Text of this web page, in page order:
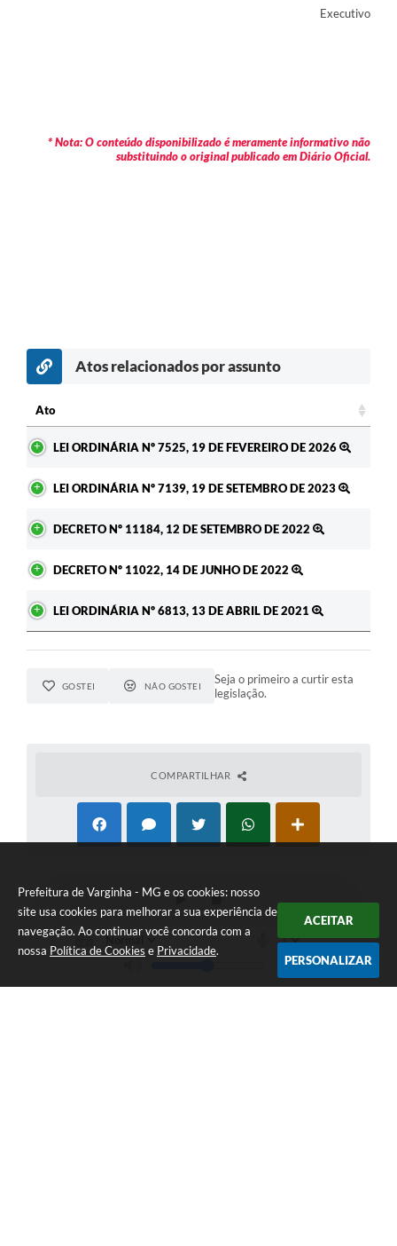
Prefeitura de Varginha - MG e os cookies: nosso
site usa cookies para melhorar a sua experiência de
navegação. Ao continuar você concorda com a
nossa Política de Cookies e Privacidade.
ACEITAR
PERSONALIZAR
Executivo
* Nota: O conteúdo disponibilizado é meramente informativo não
substituindo o original publicado em Diário Oficial.
Atos relacionados por assunto
Ato
LEI ORDINÁRIA Nº 7525, 19 DE FEVEREIRO DE 2026
LEI ORDINÁRIA Nº 7139, 19 DE SETEMBRO DE 2023
DECRETO Nº 11184, 12 DE SETEMBRO DE 2022
DECRETO Nº 11022, 14 DE JUNHO DE 2022
LEI ORDINÁRIA Nº 6813, 13 DE ABRIL DE 2021
GOSTEI NÃO GOSTEI
Seja o primeiro a curtir esta
legislação.
COMPARTILHAR